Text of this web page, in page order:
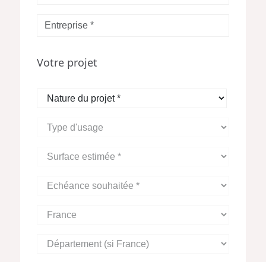
Entreprise
Votre projet
Nature
projet
Type
Surface
Echéance
Zone
Département